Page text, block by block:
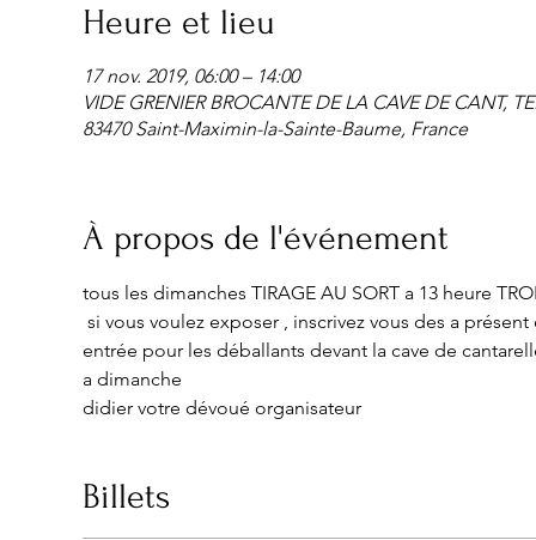
Heure et lieu
17 nov. 2019, 06:00 – 14:00
VIDE GRENIER BROCANTE DE LA CAVE DE CANT,
83470 Saint-Maximin-la-Sainte-Baume, France
À propos de l'événement
tous les dimanches TIRAGE AU SORT a 13 heure
si vous voulez exposer , inscrivez vous des a
entrée pour les déballants devant la cave de
a dimanche
didier votre dévoué organisateur
Billets